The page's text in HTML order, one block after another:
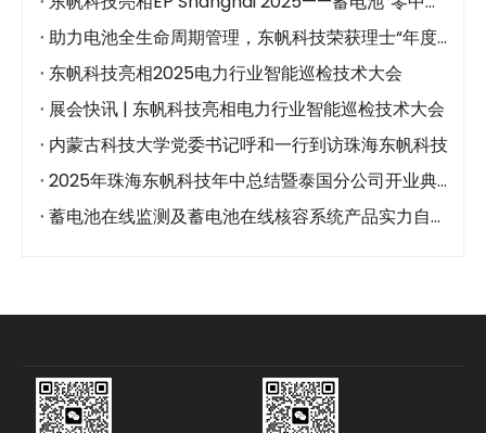
助力电池全生命周期管理，东帆科技荣获理士“年度核心供应商”
东帆科技亮相2025电力行业智能巡检技术大会
展会快讯 | 东帆科技亮相电力行业智能巡检技术大会
内蒙古科技大学党委书记呼和一行到访珠海东帆科技
2025年珠海东帆科技年中总结暨泰国分公司开业典礼
蓄电池在线监测及蓄电池在线核容系统产品实力自研源头厂家——珠海东帆科技